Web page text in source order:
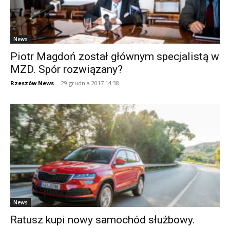
News
Piotr Magdoń został głównym specjalistą w
MZD. Spór rozwiązany?
Rzeszów News - 29 grudnia 2017 14:38
News
Ratusz kupi nowy samochód służbowy.